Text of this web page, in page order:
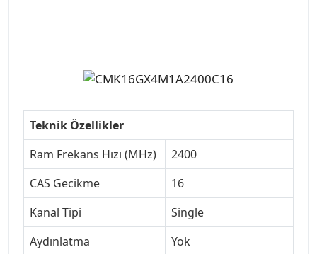
Teknik Özellikler
Ram Frekans Hızı (MHz)
2400
CAS Gecikme
16
Kanal Tipi
Single
Aydınlatma
Yok